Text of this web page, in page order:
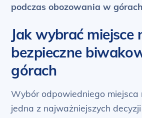
podczas obozowania w
Jak wybrać miejsce
bezpieczne
górach
Wybór odpowiedniego
jedna z najważniejszych